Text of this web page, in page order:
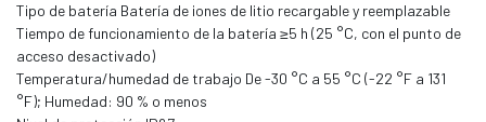
Tipo de batería Batería de iones de litio recargable y reemplazable
Tiempo de funcionamiento de la batería ≥5 h (25 °C, con el punto de
acceso desactivado)
Temperatura/humedad de trabajo De -30 °C a 55 °C (-22 °F a 131
°F); Humedad: 90 % o menos